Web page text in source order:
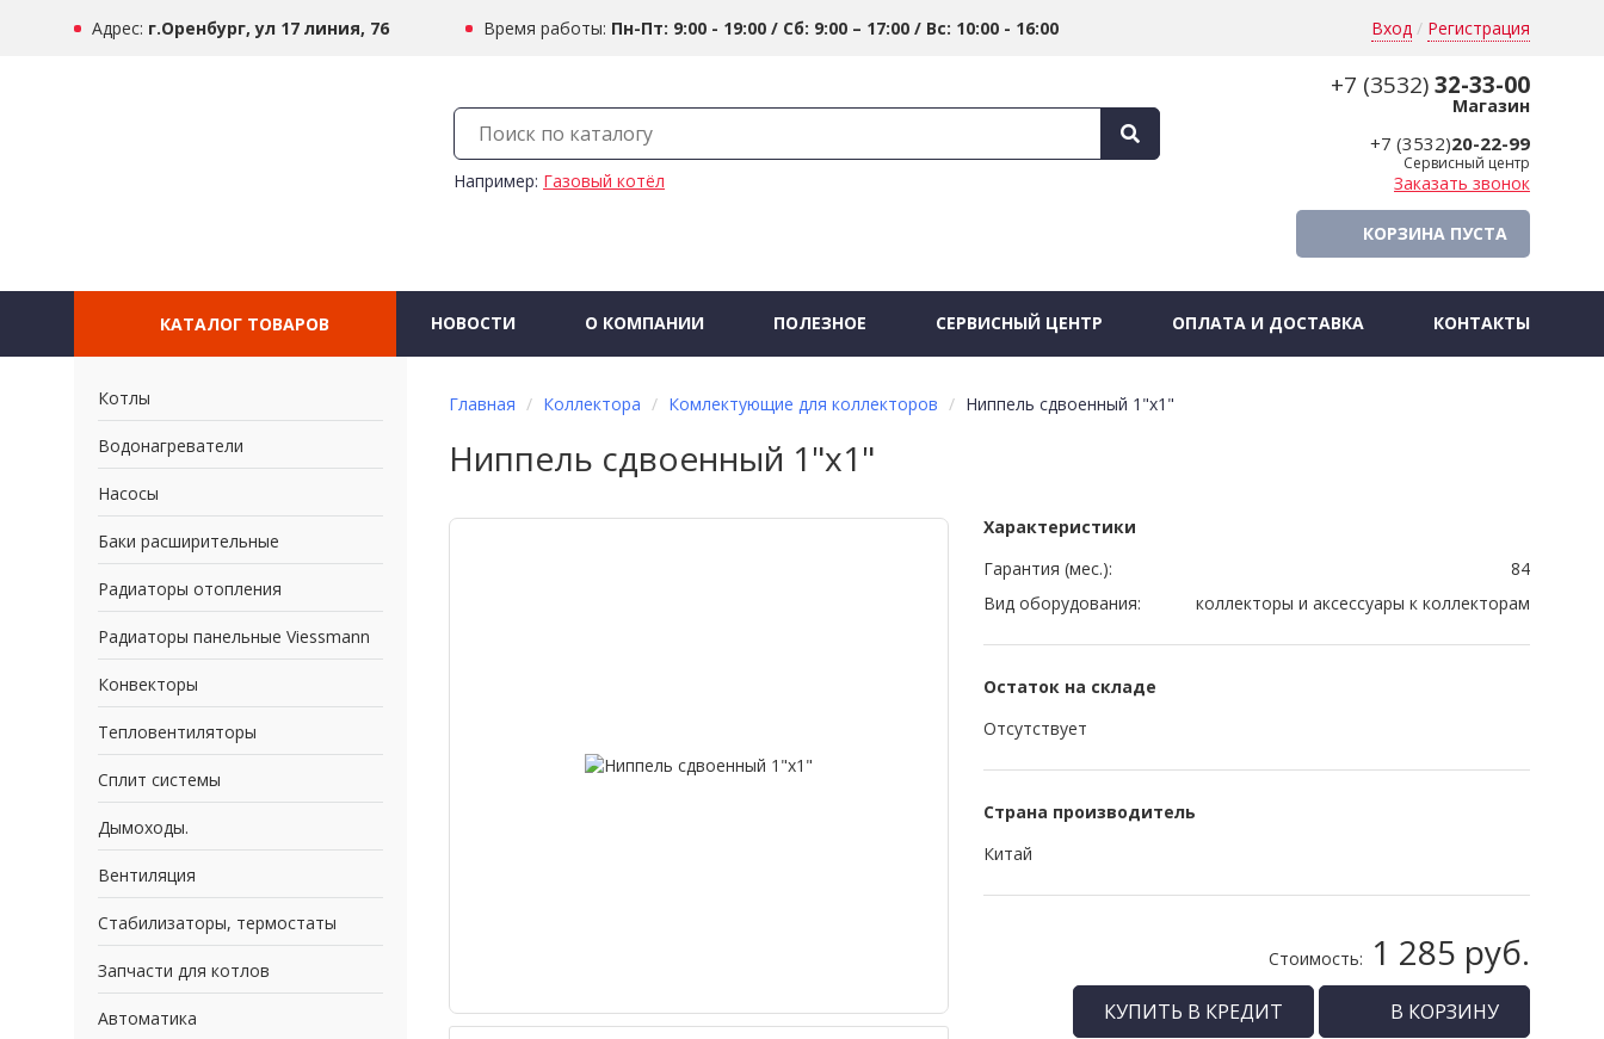
Адрес: г.Оренбург, ул 17 линия, 76 Время работы: Пн-Пт: 9:00 - 19:00 / Сб: 9:00 – 17:00 / Вс: 10:00 - 16:00 Вход / Регистрация
+7 (3532)32-33-00
Магазин
+7 (3532)20-22-99
Сервисный центр
Заказать звонок
КОРЗИНА ПУСТА
Например: Газовый котёл
КАТАЛОГ ТОВАРОВ НОВОСТИ О КОМПАНИИ ПОЛЕЗНОЕ СЕРВИСНЫЙ ЦЕНТР ОПЛАТА И ДОСТАВКА КОНТАКТЫ
Котлы
Водонагреватели
Насосы
Баки расширительные
Радиаторы отопления
Радиаторы панельные Viessmann
Конвекторы
Тепловентиляторы
Сплит системы
Дымоходы.
Вентиляция
Стабилизаторы, термостаты
Запчасти для котлов
Автоматика
Главная Коллектора Комлектующие для коллекторов Ниппель сдвоенный 1"х1"
Ниппель сдвоенный 1"х1"
Характеристики
Гарантия (мес.):
84
Вид оборудования:
коллекторы и аксессуары к коллекторам
Остаток на складе
Отсутствует
Страна производитель
Китай
Стоимость: 1 285 руб.
КУПИТЬ В КРЕДИТ В КОРЗИНУ